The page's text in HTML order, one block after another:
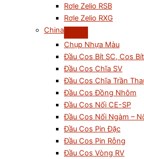
Rơle Zelio RSB
Rơle Zelio RXG
China
Chụp Nhựa Màu
Đầu Cos Bít SC, Cos
Đầu Cos Chĩa SV
Đầu Cos Chĩa Trần
Đầu Cos Đồng Nhôm
Đầu Cos Nối CE-SP
Đầu Cos Nối Ngàm –
Đầu Cos Pin Đặc
Đầu Cos Pin Rỗng
Đầu Cos Vòng RV